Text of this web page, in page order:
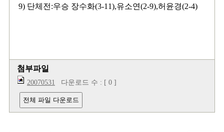
9) 단체전:우승 장수화(3-11),유소연(2-9),허윤경(2-4)
첨부파일
20070531 다운로드 수 : [ 0 ]
전체 파일 다운로드